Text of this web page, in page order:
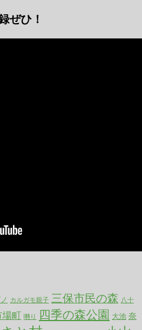
ぜひ！
カルガモ親子 三保市民の森 八十
場町 囀り 四季の森公園 大池 奈